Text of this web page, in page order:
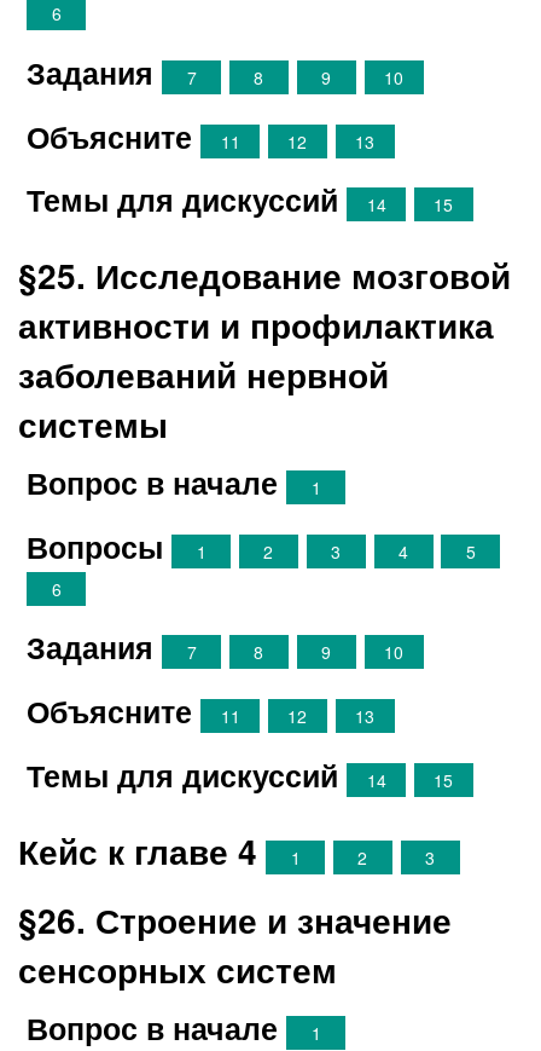
6
Задания 7 8 9 10
Объясните 11 12 13
Темы для дискуссий 14 15
§25. Исследование мозговой
активности и профилактика
заболеваний нервной
системы
Вопрос в начале 1
Вопросы 1 2 3 4
5
6
Задания 7 8 9 10
Объясните 11 12 13
Темы для дискуссий 14 15
Кейс к главе 4 1 2 3
§26. Строение и значение
сенсорных систем
Вопрос в начале 1